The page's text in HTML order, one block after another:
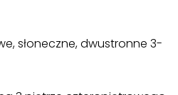
słoneczne, dwustronne 3-